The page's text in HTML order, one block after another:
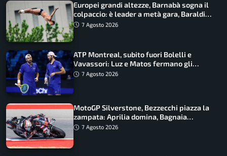
Europei grandi altezze, Barnabà sogna il
colpaccio: è leader a metà gara, Baraldi
ancora in corsa
7 Agosto 2026
ATP Montreal, subito fuori Bolelli e
Vavassori: Luz e Matos fermano gli
azzurri
7 Agosto 2026
MotoGP Silverstone, Bezzecchi piazza la
zampata: Aprilia domina, Bagnaia
costretto al Q1
7 Agosto 2026